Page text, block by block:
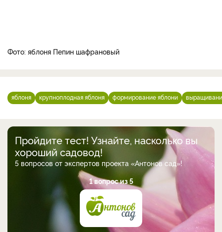
Фото: яблоня Пепин шафрановый
яблоня крупноплодная яблоня формирование яблони
Пройдите тест! Узнайте, насколько вы
хороший садовод!
5 вопросов от экспертов проекта «Антонов сад»!
1 вопрос из 5